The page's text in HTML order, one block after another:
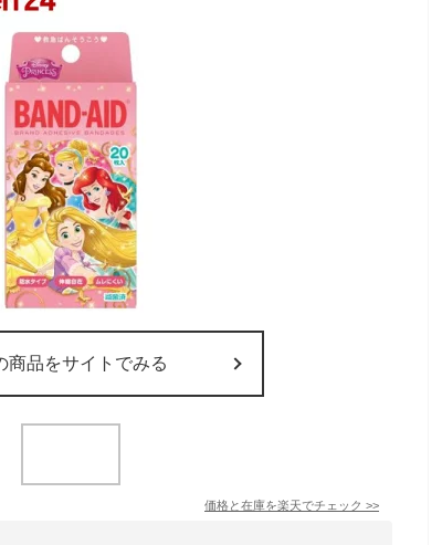
商品をサイトでみる
価格と在庫を楽天でチェック >>